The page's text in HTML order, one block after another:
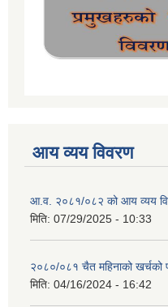
आय व्यय विवरण
आ.व. २०८१/०८२ को आय व्यय
मिति: 07/29/2025 - 10:33
२०८०/०८१ चैत महिनाको खर्चको
मिति: 04/16/2024 - 16:42